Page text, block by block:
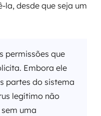
la, desde que seja um
permissões que
Embora ele
partes do sistema
legítimo não
uma